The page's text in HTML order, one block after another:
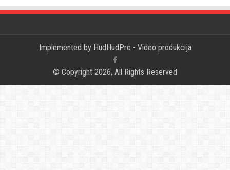
Implemented by HudHudPro - Video produkcija
© Copyright 2026, All Rights Reserved